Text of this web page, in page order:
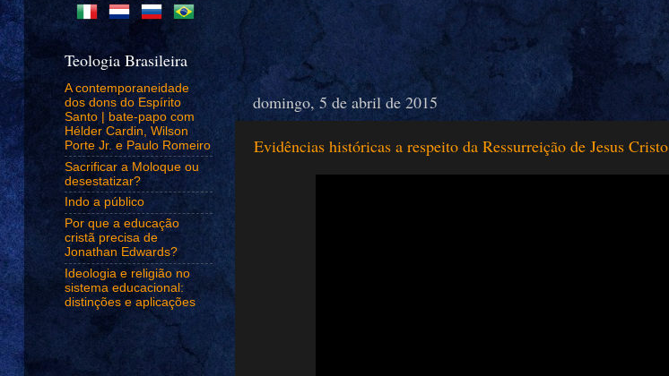
domingo, 5 de abril de 2015
Evidências históricas a respeito da Ressurreição de Jesus Cristo
Teologia Brasileira
A contemporaneidade
dos dons do Espírito
Santo | bate-papo com
Hélder Cardin, Wilson
Porte Jr. e Paulo Romeiro
Sacrificar a Moloque ou
desestatizar?
Indo a público
Por que a educação
cristã precisa de
Jonathan Edwards?
Ideologia e religião no
sistema educacional:
distinções e aplicações